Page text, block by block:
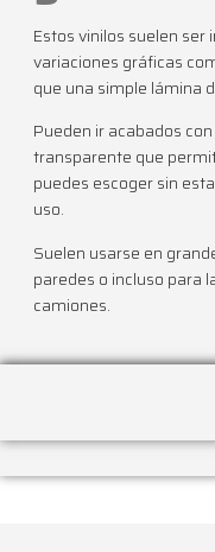
Estos vinilos suelen
variaciones gráficas
que una simple lámina
Pueden ir acabados
transparente que
puedes escoger sin
uso.
Suelen usarse en
paredes o incluso para
camiones.